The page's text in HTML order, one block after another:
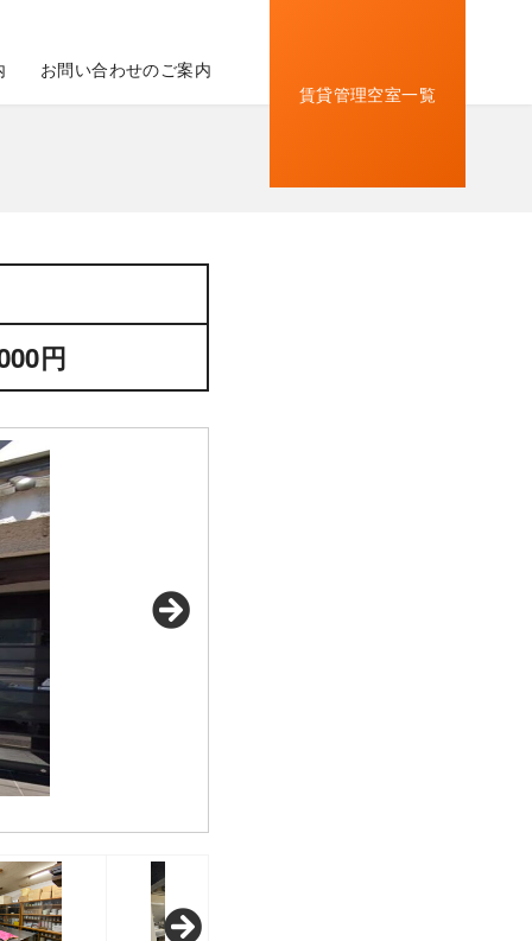
お問い合わせのご案内
賃貸管理空室一覧
円